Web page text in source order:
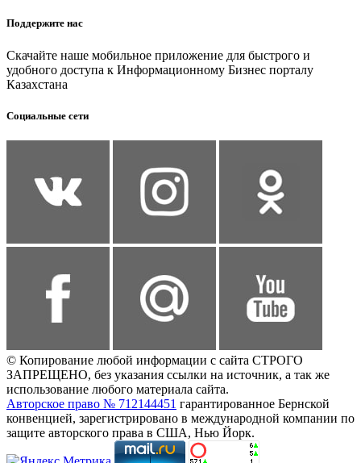
Поддержите нас
Скачайте наше мобильное приложение для быстрого и
удобного доступа к Информационному Бизнес порталу
Казахстана
Социальные сети
© Копирование любой информации с сайта СТРОГО
ЗАПРЕЩЕНО, без указания ссылки на источник, а так же
использование любого материала сайта.
Авторское право № 712144451 гарантированное Бернской
конвенцией, зарегистрировано в международной компании по
защите авторского права в США, Нью Йорк.